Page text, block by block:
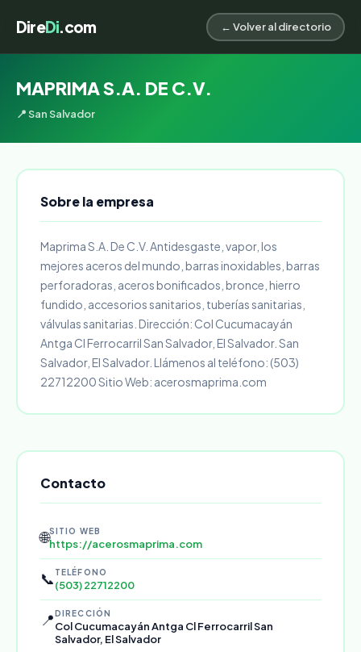
DireDi.com ← Volver al directorio
MAPRIMA S.A. DE C.V.
📍 San Salvador
Sobre la empresa
Maprima S.A. De C.V. Antidesgaste, vapor, los
mejores aceros del mundo, barras inoxidables, barras
perforadoras, aceros bonificados, bronce, hierro
fundido, accesorios sanitarios, tuberías sanitarias,
válvulas sanitarias. Dirección: Col Cucumacayán
Antga Cl Ferrocarril San Salvador, El Salvador. San
Salvador, El Salvador. Llámenos al teléfono: (503)
22712200 Sitio Web: acerosmaprima.com
Contacto
🌐SITIO WEB
https://acerosmaprima.com
📞 TELÉFONO
(503) 22712200
📍DIRECCIÓN
Col Cucumacayán Antga Cl Ferrocarril San
Salvador, El Salvador